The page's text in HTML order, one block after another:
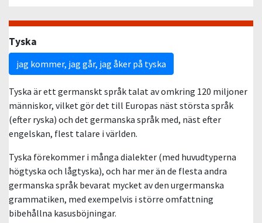
Tyska
jag kommer, jag går, jag åker på tyska
Tyska är ett germanskt språk talat av omkring 120 miljoner
människor, vilket gör det till Europas näst största språk
(efter ryska) och det germanska språk med, näst efter
engelskan, flest talare i världen.
Tyska förekommer i många dialekter (med huvudtyperna
högtyska och lågtyska), och har mer än de flesta andra
germanska språk bevarat mycket av den urgermanska
grammatiken, med exempelvis i större omfattning
bibehållna kasusböjningar.